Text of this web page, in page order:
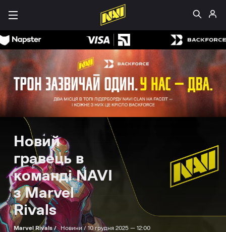
Новий
гравець в
команді NAVI
з Marvel
Rivals
Marvel Rivals / Новини / 10 грудня 2025 — 12:00